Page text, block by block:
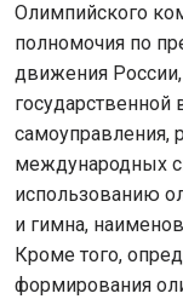
Олимпийского
полномочия по
движения
государственной
самоуправления,
международных
использованию
и гимна,
Кроме того,
формирования